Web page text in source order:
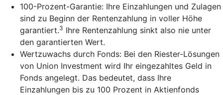
100-Prozent-Garantie: Ihre Einzahlungen und Zulagen
sind zu Beginn der Rentenzahlung in voller Höhe
garantiert.3 Ihre Rentenzahlung sinkt also nie unter
den garantierten Wert.
Wertzuwachs durch Fonds: Bei den Riester-Lösungen
von Union Investment wird Ihr eingezahltes Geld in
Fonds angelegt. Das bedeutet, dass Ihre
Einzahlungen bis zu 100 Prozent in Aktienfonds